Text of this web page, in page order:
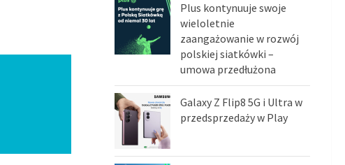
Plus kontynuuje swoje
wieloletnie
zaangażowanie w rozwój
polskiej siatkówki –
umowa przedłużona
Galaxy Z Flip8 5G i Ultra w
przedsprzedaży w Play